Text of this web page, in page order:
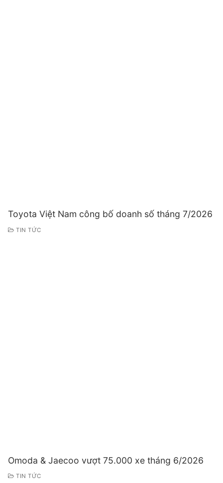
Toyota Việt Nam công bố doanh số tháng 7/2026
TIN TỨC
Omoda & Jaecoo vượt 75.000 xe tháng 6/2026
TIN TỨC